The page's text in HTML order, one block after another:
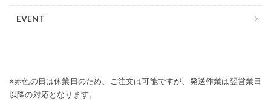
EVENT
※赤色の日は休業日のため、ご注文は可能ですが、発送作業は翌営業日
以降の対応となります。